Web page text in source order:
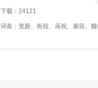
下载：24121
词条：觉新、衙役、庙祝、秦琼、魏